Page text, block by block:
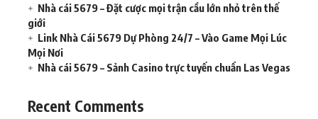
Nhà cái 5679 – Đặt cược mọi trận cầu lớn nhỏ trên thế
giới
Link Nhà Cái 5679 Dự Phòng 24/7 – Vào Game Mọi Lúc
Mọi Nơi
Nhà cái 5679 – Sảnh Casino trực tuyến chuẩn Las Vegas
Recent Comments